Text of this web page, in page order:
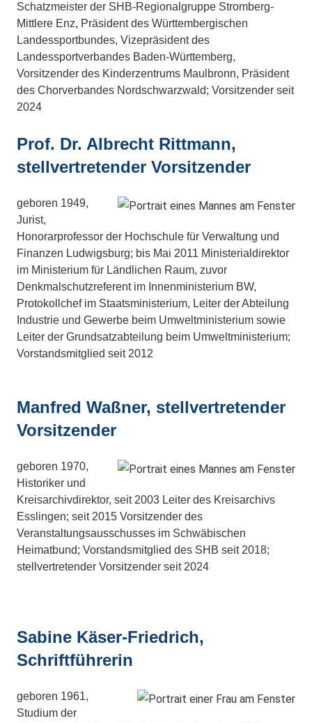
Schatzmeister der SHB-Regionalgruppe Stromberg-
Mittlere Enz, Präsident des Württembergischen
Landessportbundes, Vizepräsident des
Landessportverbandes Baden-Württemberg,
Vorsitzender des Kinderzentrums Maulbronn, Präsident
des Chorverbandes Nordschwarzwald; Vorsitzender seit
2024
Prof. Dr. Albrecht Rittmann,
stellvertretender Vorsitzender
geboren 1949,
Jurist,
Honorarprofessor der Hochschule für Verwaltung und
Finanzen Ludwigsburg; bis Mai 2011 Ministerialdirektor
im Ministerium für Ländlichen Raum, zuvor
Denkmalschutzreferent im Innenministerium BW,
Protokollchef im Staatsministerium, Leiter der Abteilung
Industrie und Gewerbe beim Umweltministerium sowie
Leiter der Grundsatzabteilung beim Umweltministerium;
Vorstandsmitglied seit 2012
Manfred Waßner, stellvertretender
Vorsitzender
geboren 1970,
Historiker und
Kreisarchivdirektor, seit 2003 Leiter des Kreisarchivs
Esslingen; seit 2015 Vorsitzender des
Veranstaltungsausschusses im Schwäbischen
Heimatbund; Vorstandsmitglied des SHB seit 2018;
stellvertretender Vorsitzender seit 2024
Sabine Käser-Friedrich,
Schriftführerin
geboren 1961,
Studium der